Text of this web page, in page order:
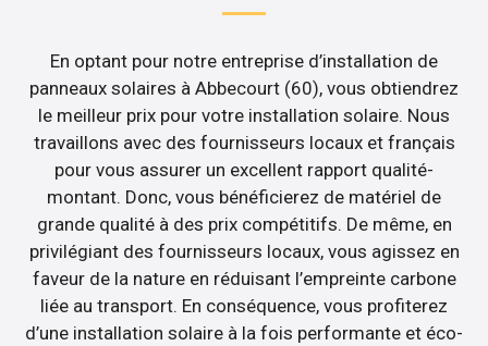
En optant pour notre entreprise d’installation de
panneaux solaires à Abbecourt (60), vous obtiendrez
le meilleur prix pour votre installation solaire. Nous
travaillons avec des fournisseurs locaux et français
pour vous assurer un excellent rapport qualité-
montant. Donc, vous bénéficierez de matériel de
grande qualité à des prix compétitifs. De même, en
privilégiant des fournisseurs locaux, vous agissez en
faveur de la nature en réduisant l’empreinte carbone
liée au transport. En conséquence, vous profiterez
d’une installation solaire à la fois performante et éco-